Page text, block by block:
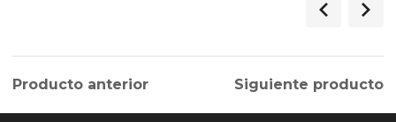
Producto anterior Siguiente producto